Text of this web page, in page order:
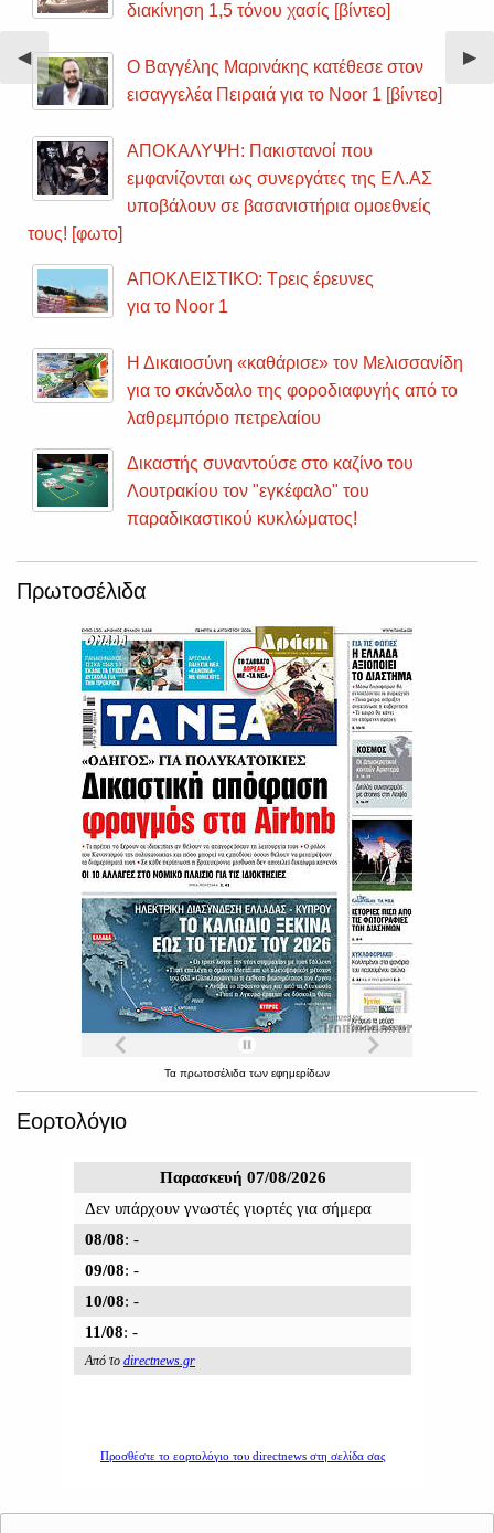
Previous
Slide
◀︎ ▶︎
διακίνηση 1,5 τόνου χασίς [βίντεο]
Ο Βαγγέλης Μαρινάκης κατέθεσε στον
εισαγγελέα Πειραιά για το Noor 1 [βίντεο]
ΑΠΟΚΑΛΥΨΗ: Πακιστανοί που
εμφανίζονται ως συνεργάτες της ΕΛ.ΑΣ
υποβάλουν σε βασανιστήρια ομοεθνείς
τους! [φωτο]
ΑΠΟΚΛΕΙΣΤΙΚΟ: Τρεις έρευνες
για το Noor 1
Η Δικαιοσύνη «καθάρισε» τον Μελισσανίδη
για το σκάνδαλο της φοροδιαφυγής από το
λαθρεμπόριο πετρελαίου
Δικαστής συναντούσε στο καζίνο του
Λουτρακίου τον "εγκέφαλο" του
παραδικαστικού κυκλώματος!
Πρωτοσέλιδα
Τα πρωτοσέλιδα των εφημερίδων
Εορτολόγιο